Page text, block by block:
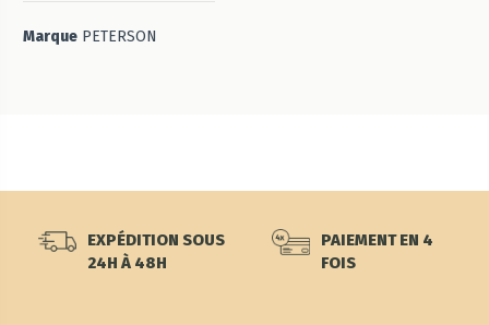
Marque PETERSON
EXPÉDITION SOUS
24H À 48H
PAIEMENT EN 4
FOIS